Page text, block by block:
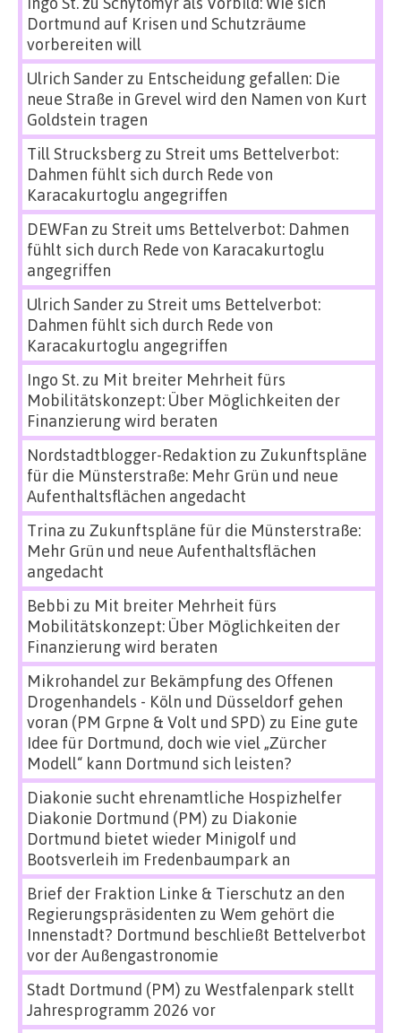
Dortmund auf Krisen und Schutzräume
vorbereiten will
Ulrich Sanderzu Entscheidung gefallen: Die
neue Straße in Grevel wird den Namen von Kurt
Goldstein tragen
Till Strucksbergzu Streit ums Bettelverbot:
Dahmen fühlt sich durch Rede von
Karacakurtoglu angegriffen
DEWFan zu Streit ums Bettelverbot: Dahmen
fühlt sich durch Rede von Karacakurtoglu
angegriffen
Ulrich Sanderzu Streit ums Bettelverbot:
Dahmen fühlt sich durch Rede von
Karacakurtoglu angegriffen
Ingo St.zu Mit breiter Mehrheit fürs
Mobilitätskonzept: Über Möglichkeiten der
Finanzierung wird beraten
Nordstadtblogger-Redaktion zu Zukunftspläne
für die Münsterstraße: Mehr Grün und neue
Aufenthaltsflächen angedacht
Trina zu Zukunftspläne für die Münsterstraße:
Mehr Grün und neue Aufenthaltsflächen
angedacht
Bebbi zu Mit breiter Mehrheit fürs
Mobilitätskonzept: Über Möglichkeiten der
Finanzierung wird beraten
Mikrohandel zur Bekämpfung des Offenen
Drogenhandels - Köln und Düsseldorf gehen
voran (PM Grpne & Volt und SPD) zu Eine gute
Idee für Dortmund, doch wie viel „Zürcher
Modell“ kann Dortmund sich leisten?
Diakonie sucht ehrenamtliche Hospizhelfer
Diakonie Dortmund (PM) zu Diakonie
Dortmund bietet wieder Minigolf und
Bootsverleih im Fredenbaumpark an
Brief der Fraktion Linke & Tierschutz an den
Regierungspräsidenten zu Wem gehört die
Innenstadt? Dortmund beschließt Bettelverbot
vor der Außengastronomie
Stadt Dortmund (PM) zu Westfalenpark stellt
Jahresprogramm 2026 vor